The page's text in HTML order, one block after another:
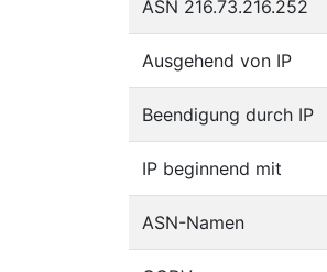
ASN 216.73.216.252
Ausgehend von IP
Beendigung durch IP
IP beginnend mit
ASN-Namen